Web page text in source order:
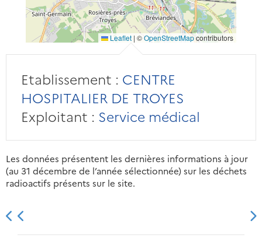
Leaflet | ©OpenStreetMapcontributors
Etablissement : CENTRE
HOSPITALIER DE TROYES
Exploitant : Service médical
Les données présentent les dernières informations à jour
(au 31 décembre de l’année sélectionnée) sur les déchets
radioactifs présents sur le site.